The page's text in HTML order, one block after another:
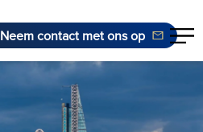
Neem contact met ons op